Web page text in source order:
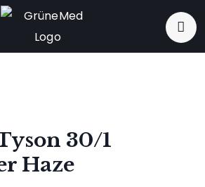
30/1
Haze